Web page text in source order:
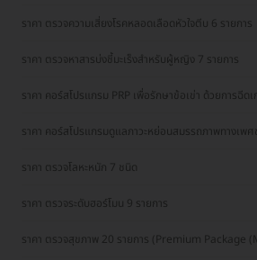
ราคา ตรวจความเสี่ยงโรคหลอดเลือดหัวใจตีบ 6 รายการ
ราคา ตรวจหาสารบ่งชี้มะเร็งสำหรับผู้หญิง 7 รายการ
ราคา คอร์สโปรแกรม PRP เพื่อรักษาข้อเข่า ด้วยการฉีดเ
ราคา คอร์สโปรแกรมดูแลภาวะหย่อนสมรรถภาพทางเพ
ราคา ตรวจโลหะหนัก 7 ชนิด
ราคา ตรวจระดับฮอร์โมน 9 รายการ
ราคา ตรวจสุขภาพ 20 รายการ (Premium Package